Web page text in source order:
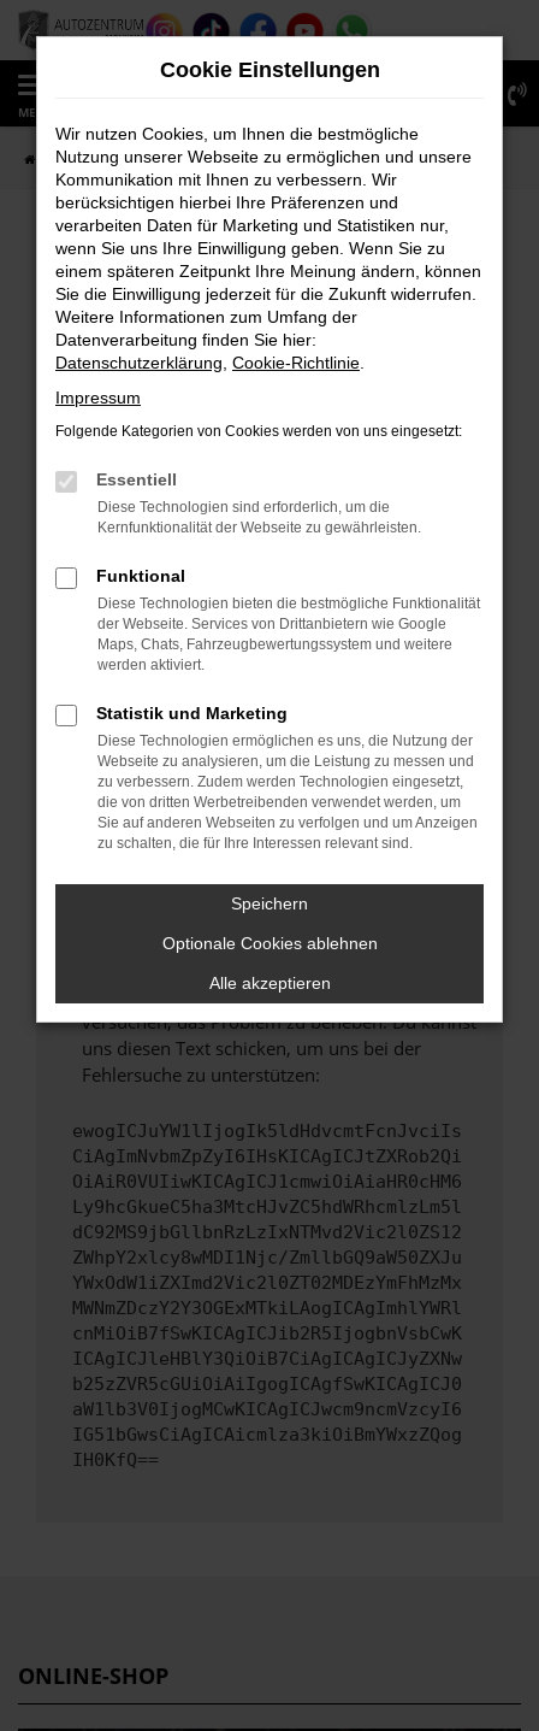
Zum
Hauptinhalt
springen
MENÜ
Startseite Fahrzeugverkauf Fahrzeug-Showroom
FEHLER: NETWORK ERROR
Beim Laden ist ein Fehler aufgetreten.
Hier sind ein paar Tipps, die dir helfen können:
Überprüfe deine Firewall und deine
Internetverbindung.
Laden andere Webseiten, zum Beispiel deine
Prüfe deine Browsererweiterungen.
Manche Erweiterungen, wie Werbeblocker,
verhindern. Funktioniert die Seite in einem
anderen Browser oder in einem privaten
Fenster?
Starte dein Gerät neu.
Probleme zu beheben.
Stelle sicher, dass dein Browser und dein
Betriebssystem auf dem neuesten Stand
sind.
Veraltete Software birgt nicht nur ein
Sicherheitsrisiko, sondern kann auch dazu
führen, dass bestimmte Funktionen nicht mehr
unterstützt werden.
Wende dich an den Webseitenbetreiber.
hast, kontaktiere uns bitte. Wir werden
versuchen, das Problem zu beheben. Du kannst
uns diesen Text schicken, um uns bei der
Fehlersuche zu unterstützen:
ewogICJuYW1lIjogIk5ldHdvcmtFcnJvciIs
CiAgImNvbmZpZyI6IHsKICAgICJtZXRob2Qi
OiAiR0VUIiwKICAgICJ1cmwiOiAiaHR0cHM6
Ly9hcGkueC5ha3MtcHJvZC5hdWRhcmlzLm5l
dC92MS9jbGllbnRzLzIxNTMvd2Vic2l0ZS12
ZWhpY2xlcy8wMDI1Njc/ZmllbGQ9aW50ZXJu
YWxOdW1iZXImd2Vic2l0ZT02MDEzYmFhMzMx
MWNmZDczY2Y3OGExMTkiLAogICAgImhlYWRl
cnMiOiB7fSwKICAgICJib2R5IjogbnVsbCwK
ICAgICJleHBlY3QiOiB7CiAgICAgICJyZXNw
b25zZVR5cGUiOiAiIgogICAgfSwKICAgICJ0
aW1lb3V0IjogMCwKICAgICJwcm9ncmVzcyI6
IG51bGwsCiAgICAicmlza3kiOiBmYWxzZQog
IH0KfQ==
ONLINE-SHOP
Cookie Einstellungen
Wir nutzen Cookies, um Ihnen die bestmögliche
Nutzung unserer Webseite zu ermöglichen und unsere
Kommunikation mit Ihnen zu verbessern. Wir
berücksichtigen hierbei Ihre Präferenzen und
verarbeiten Daten für Marketing und Statistiken nur,
wenn Sie uns Ihre Einwilligung geben. Wenn Sie zu
einem späteren Zeitpunkt Ihre Meinung ändern, können
Sie die Einwilligung jederzeit für die Zukunft widerrufen.
Weitere Informationen zum Umfang der
Datenverarbeitung finden Sie hier:
Datenschutzerklärung Cookie-Richtlinie
Impressum
Folgende Kategorien von Cookies werden von uns eingesetzt:
Essentiell
Diese Technologien sind erforderlich, um die
Kernfunktionalität der Webseite zu gewährleisten.
Funktional
Diese Technologien bieten die bestmögliche Funktionalität
der Webseite. Services von Drittanbietern wie Google
Maps, Chats, Fahrzeugbewertungssystem und weitere
werden aktiviert.
Statistik und Marketing
Diese Technologien ermöglichen es uns, die Nutzung der
Webseite zu analysieren, um die Leistung zu messen und
zu verbessern. Zudem werden Technologien eingesetzt,
die von dritten Werbetreibenden verwendet werden, um
Sie auf anderen Webseiten zu verfolgen und um Anzeigen
zu schalten, die für Ihre Interessen relevant sind.
Speichern
Optionale Cookies ablehnen
Alle akzeptieren